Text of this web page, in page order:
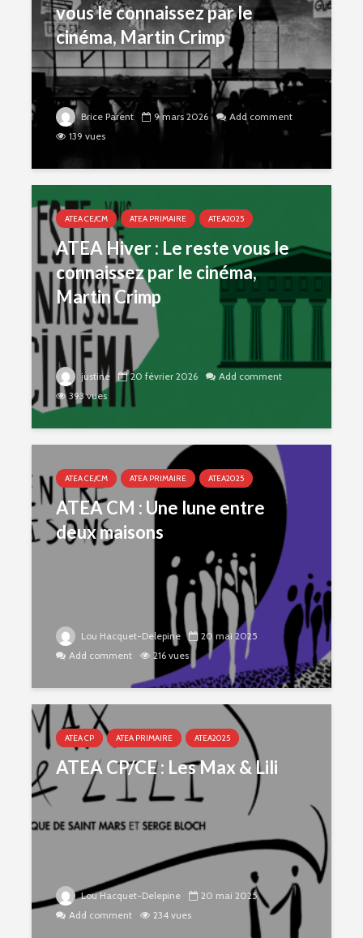
vous le connaissez par le
cinéma, Martin Crimp
Brice Parent 9 mars 2026
Add comment
139 vues
ATEA CE/CM ATEA PRIMAIRE ATEA2025
ATEA Hiver : Le reste vous le
connaissez par le cinéma,
Martin Crimp
justine 20 février 2026
Add comment
393 vues
ATEA CE/CM ATEA PRIMAIRE ATEA2025
ATEA CM : Une lune entre
deux maisons
Lou Hacquet-Delepine
20 mai 2025
Add comment
216 vues
ATEA CP ATEA PRIMAIRE ATEA2025
ATEA CP/CE : Les Max & Lili
Lou Hacquet-Delepine
20 mai 2025
Add comment
234 vues